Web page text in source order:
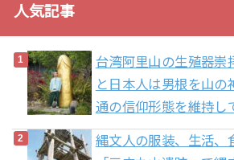
人気記事
台湾阿里山の生殖器崇
と日本人は男根を山の
通の信仰形態を維持し
縄文人の服装、生活、